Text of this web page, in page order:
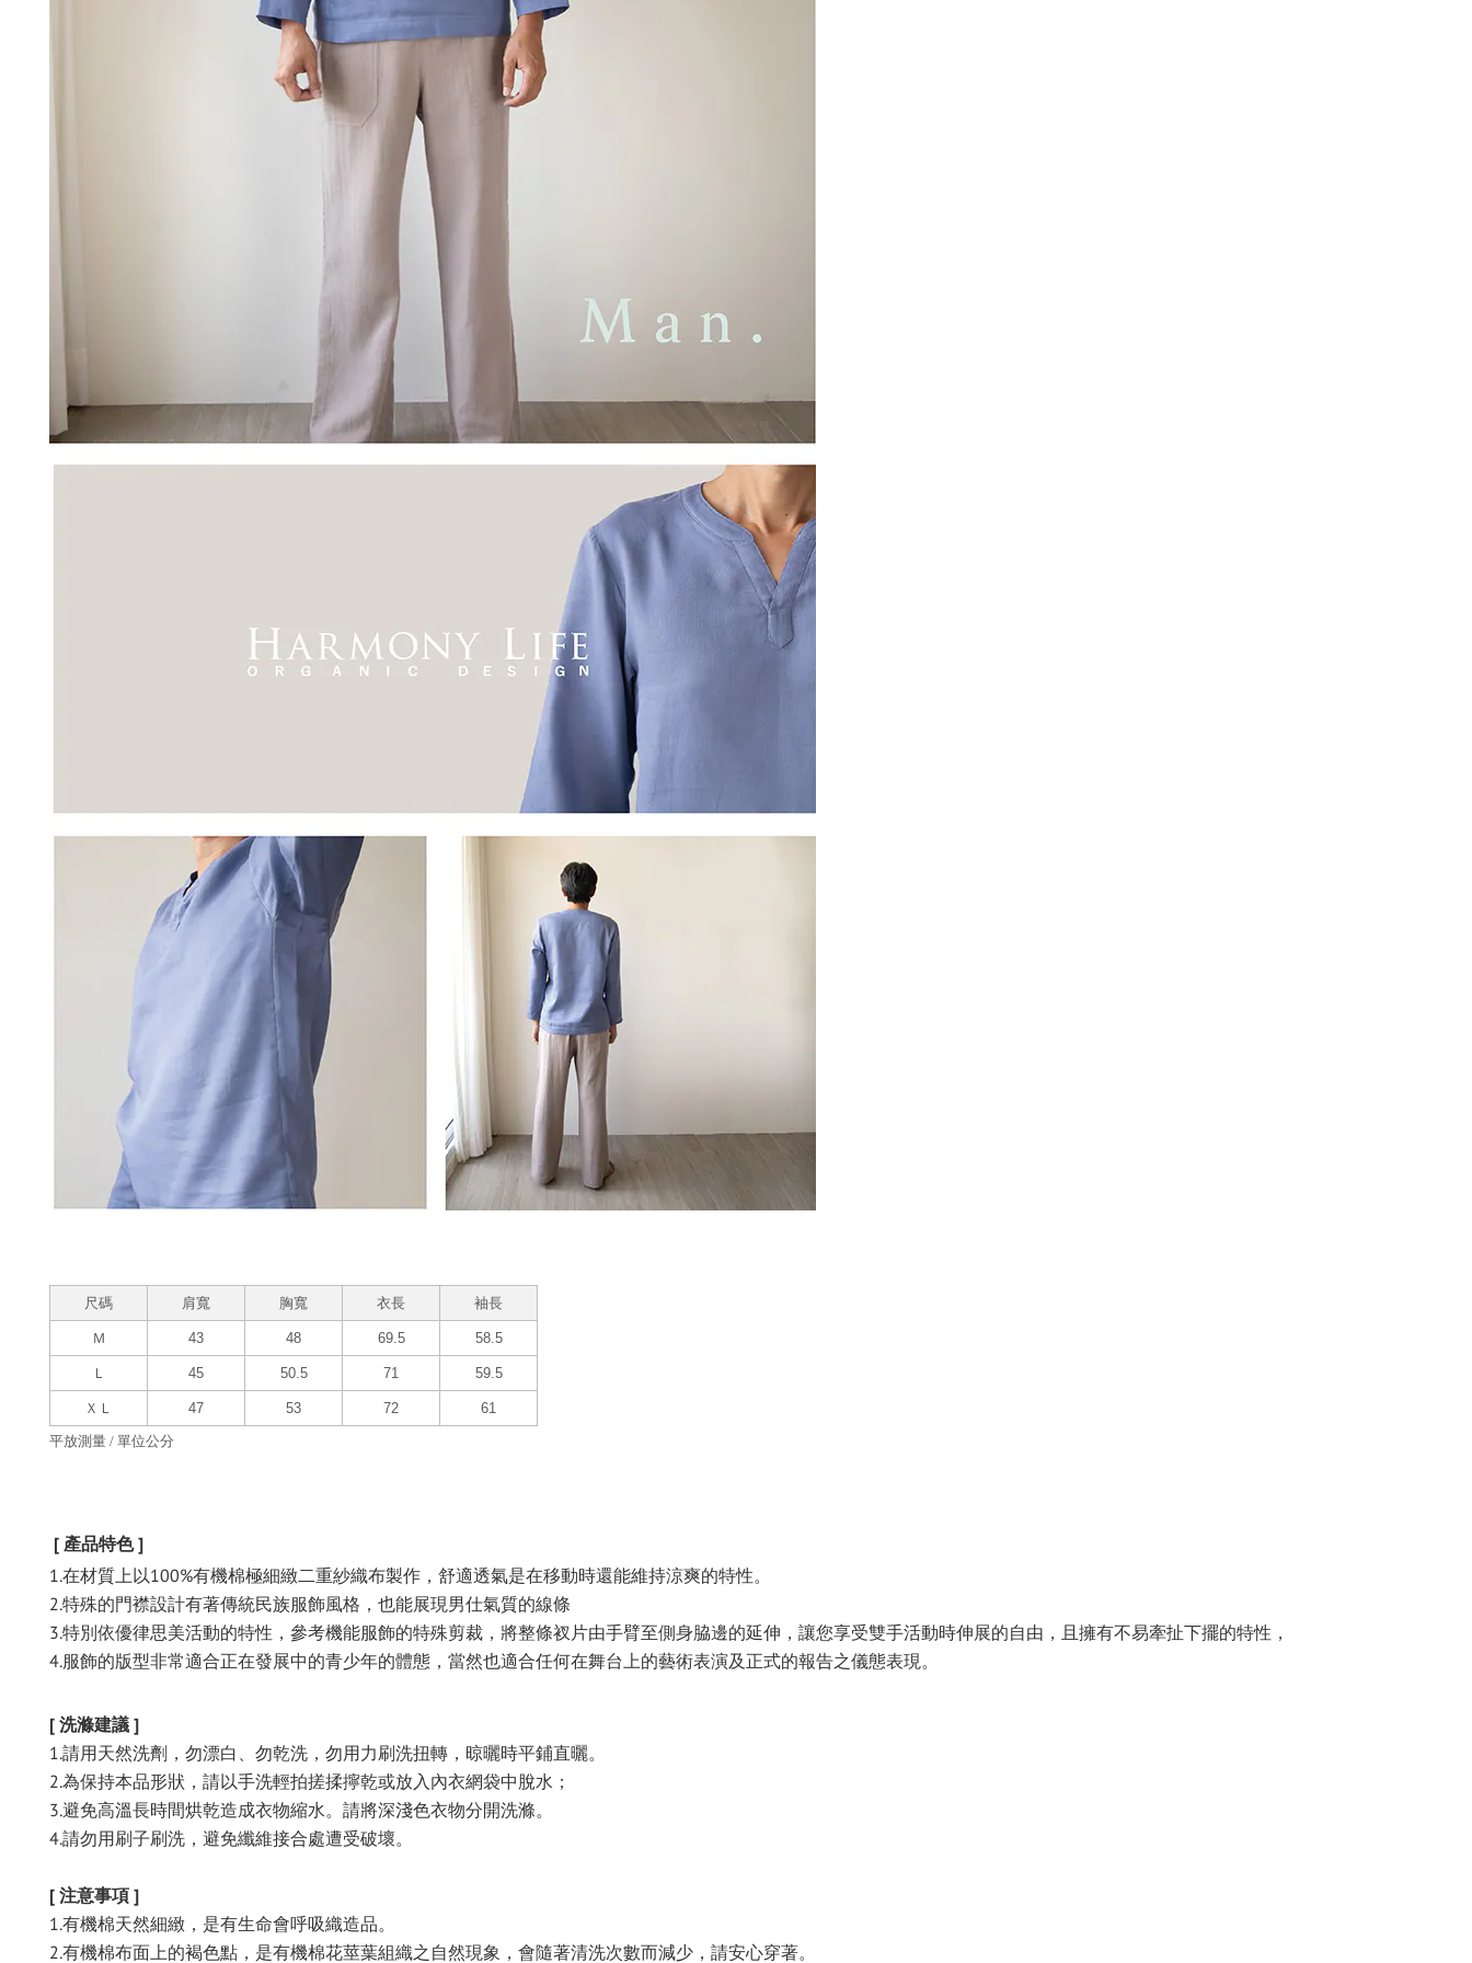
尺碼 肩寬 胸寬 衣長 袖長
Ｍ 43 48 69.5 58.5
Ｌ 45 50.5 71 59.5
ＸＬ 47 53 72
61
平放測量 / 單位公分
[ 產品特色 ]
1.在材質上以100%有機棉極細緻二重紗織布製作，舒適透氣是在移動時還能維持涼爽的特性。
2.特殊的門襟設計有著傳統民族服飾風格，也能展現男仕氣質的線條
3.特別依優律思美活動的特性，參考機能服飾的特殊剪裁，將整條衩片由手臂至側身脇邊的延伸，讓您享受雙手活動時伸展的自由，且擁有不易牽扯下擺的特性，
4.服飾的版型非常適合正在發展中的青少年的體態，當然也適合任何在舞台上的藝術表演及正式的報告之儀態表現。
[ 洗滌建議 ]
1.請用天然洗劑，勿漂白、勿乾洗，勿用力刷洗扭轉，晾曬時平鋪直曬。
2.為保持本品形狀，請以手洗輕拍搓揉擰乾或放入內衣網袋中脫水；
3.避免高溫長時間烘乾造成衣物縮水。請將深淺色衣物分開洗滌。
4.請勿用刷子刷洗，避免纖維接合處遭受破壞。
[ 注意事項 ]
1.有機棉天然細緻，是有生命會呼吸織造品。
2.有機棉布面上的褐色點，是有機棉花莖葉組織之自然現象，會隨著清洗次數而減少，請安心穿著。